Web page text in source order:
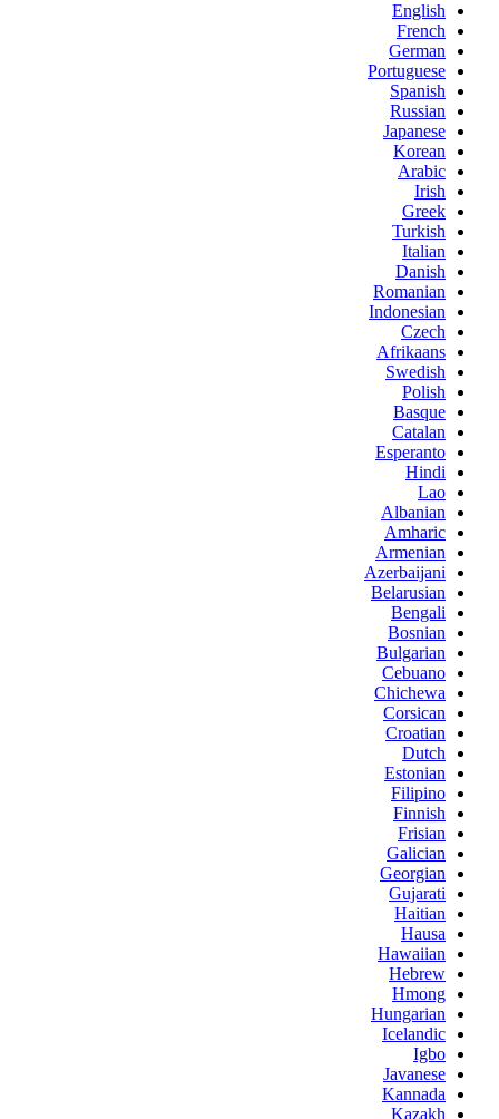
English
French
German
Portuguese
Spanish
Russian
Japanese
Korean
Arabic
Irish
Greek
Turkish
Italian
Danish
Romanian
Indonesian
Czech
Afrikaans
Swedish
Polish
Basque
Catalan
Esperanto
Hindi
Lao
Albanian
Amharic
Armenian
Azerbaijani
Belarusian
Bengali
Bosnian
Bulgarian
Cebuano
Chichewa
Corsican
Croatian
Dutch
Estonian
Filipino
Finnish
Frisian
Galician
Georgian
Gujarati
Haitian
Hausa
Hawaiian
Hebrew
Hmong
Hungarian
Icelandic
Igbo
Javanese
Kannada
Kazakh